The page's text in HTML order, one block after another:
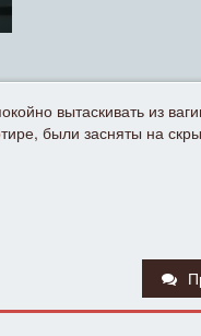
вытаскивать из
были засняты на